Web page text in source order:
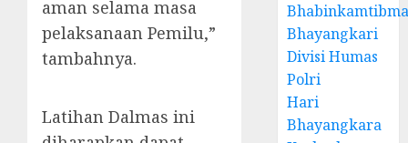
aman selama masa
pelaksanaan Pemilu,”
tambahnya.
Latihan Dalmas ini
Bhayangkari
Divisi Humas
Polri
Hari
Bhayangkara